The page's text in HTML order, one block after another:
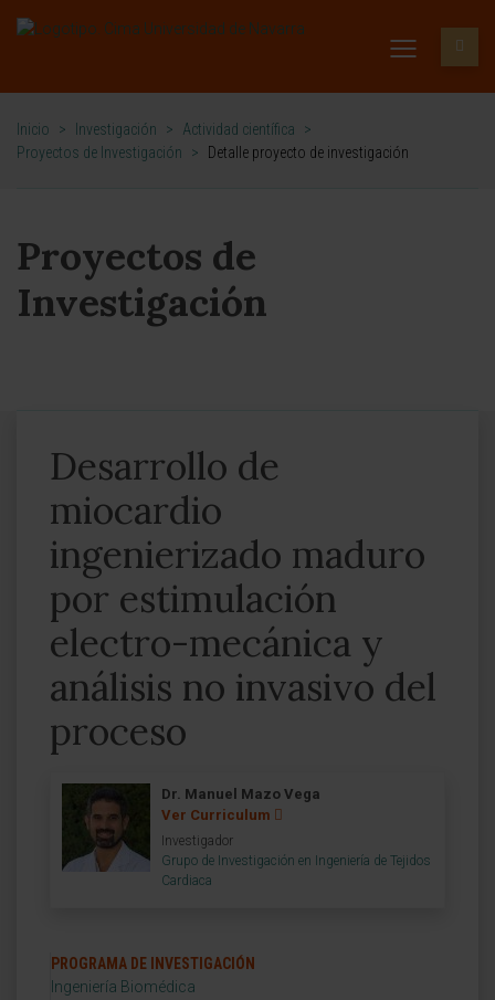
Inicio > Investigación > Actividad científica
>
Proyectos de Investigación
> Detalle proyecto de investigación
Proyectos de
Investigación
Desarrollo de
miocardio
ingenierizado maduro
por estimulación
electro-mecánica y
análisis no invasivo del
proceso
Dr. Manuel Mazo Vega
Ver Curriculum
Investigador
Grupo de Investigación en Ingeniería de Tejidos
Cardiaca
PROGRAMA DE INVESTIGACIÓN
Ingeniería Biomédica